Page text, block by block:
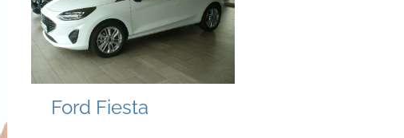
Ford Fiesta